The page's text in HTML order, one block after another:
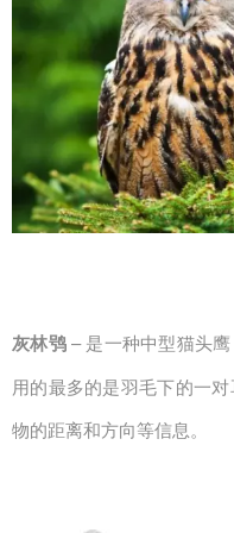
灰林鸮– 是一种中型猫头
用的最多的是羽毛下的一
物的距离和方向等信息。